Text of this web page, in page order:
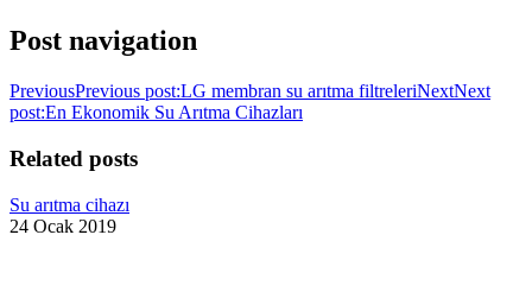
Post navigation
PreviousPrevious post:LG membran su arıtma filtreleriNextNext
post:En Ekonomik Su Arıtma Cihazları
Related posts
Su arıtma cihazı
24 Ocak 2019